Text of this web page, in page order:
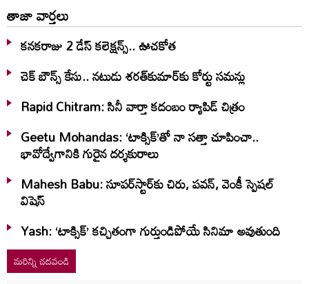
తాజా వార్తలు
కనకరాజు 2 డేస్ కలెక్షన్స్.. ఊచకోత
చెక్ బౌన్స్ కేసు.. నటుడు శరత్‌కుమార్‌కు కోర్టు సమన్లు
Rapid Chitram: సినీ వార్తా కదంబం ర్యాపిడ్ చిత్రం
Geetu Mohandas: ‘టాక్సిక్‌’తో నా సత్తా చూపించా..
భావోద్వేగానికి గురైన దర్శకురాలు
Mahesh Babu: సూపర్‌స్టార్‌కు చిరు, పవన్‌, వెంకీ స్పెషల్‌
విషెస్‌
Yash: ‘టాక్సిక్’ కచ్చితంగా గుర్తుండిపోయే సినిమా అవుతుంది
మరిన్ని చదవండి